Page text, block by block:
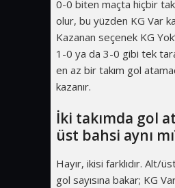
0-0 biten maçta hiçbir
olur, bu yüzden KG Var
Kazanan seçenek KG
1-0 ya da 3-0 gibi tek
en az bir takım gol
kazanır.
İki takımda gol
üst bahsi aynı
Hayır, ikisi farklıdır. Alt/
gol sayısına bakar; KG